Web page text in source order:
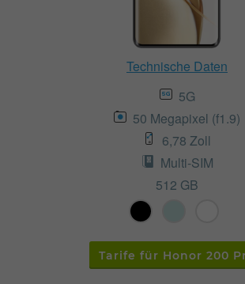
Technische Daten
5G
50 Megapixel (f1.9)
6,78 Zoll
Multi-SIM
512 GB
Tarife für Honor 200